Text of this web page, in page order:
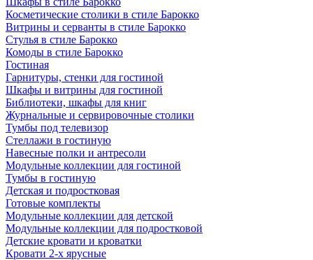
Косметические столики в стиле Барокко
Витрины и серванты в стиле Барокко
Стулья в стиле Барокко
Комоды в стиле Барокко
Гостиная
Гарнитуры, стенки для гостиной
Шкафы и витрины для гостиной
Библиотеки, шкафы для книг
Журнальные и сервировочные столики
Тумбы под телевизор
Стеллажи в гостиную
Навесные полки и антресоли
Модульные коллекции для гостиной
Тумбы в гостиную
Детская и подростковая
Готовые комплекты
Модульные коллекции для детской
Модульные коллекции для подростковой
Детские кровати и кроватки
Кровати 2-х ярусные